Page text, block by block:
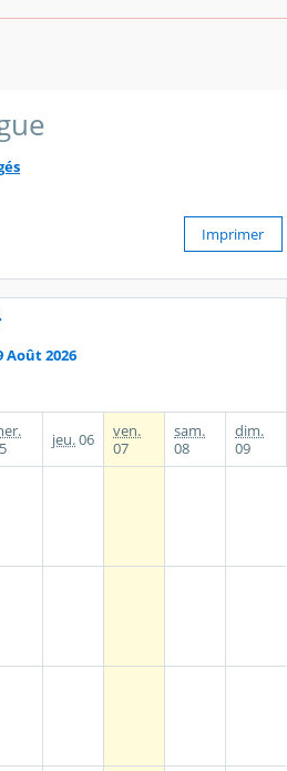
Imprimer
Août 2026
jeu.06
ven.
07
sam.
08
dim.
09